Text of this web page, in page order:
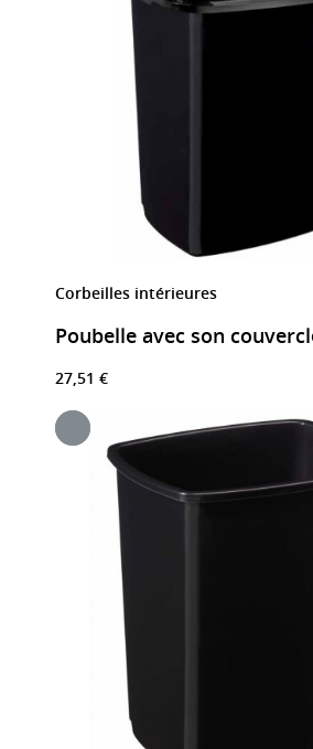
Corbeilles intérieures
27,51 €